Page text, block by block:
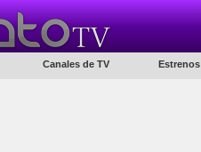
Canales de TV Estrenos